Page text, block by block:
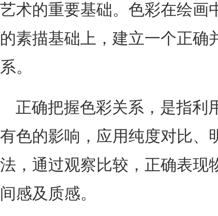
艺术的重要基础。色彩在绘画
的素描基础上，建立一个正确
系。
正确把握色彩关系，是指利
有色的影响，应用纯度对比、
法，通过观察比较，正确表现
间感及质感。